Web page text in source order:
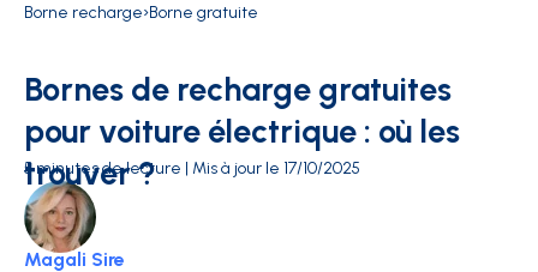
Borne recharge›Borne gratuite
Bornes de recharge gratuites
pour voiture électrique : où les
trouver ?
5 minutes de lecture | Mis à jour le 17/10/2025
Magali Sire